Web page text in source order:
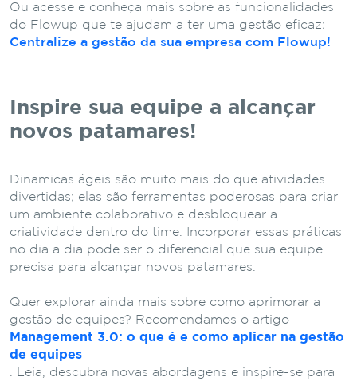
Ou acesse e conheça mais sobre as funcionalidades
do Flowup que te ajudam a ter uma gestão eficaz:
Centralize a gestão da sua empresa com Flowup!
Inspire sua equipe a alcançar
novos patamares!
Dinâmicas ágeis são muito mais do que atividades
divertidas; elas são ferramentas poderosas para criar
um ambiente colaborativo e desbloquear a
criatividade dentro do time. Incorporar essas práticas
no dia a dia pode ser o diferencial que sua equipe
precisa para alcançar novos patamares.
Quer explorar ainda mais sobre como aprimorar a
gestão de equipes? Recomendamos o artigo
Management 3.0: o que é e como aplicar na gestão
de equipes
. Leia, descubra novas abordagens e inspire-se para